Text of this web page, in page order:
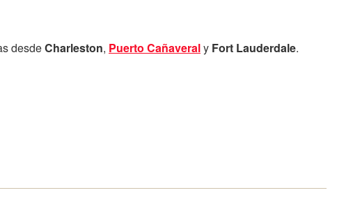
desdeCharleston, Puerto Cañaveraly Fort Lauderdale.